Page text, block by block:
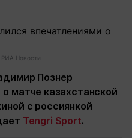
РИА Новости
Познер
матче казахстанской
с россиянкой
Tengri Sport.